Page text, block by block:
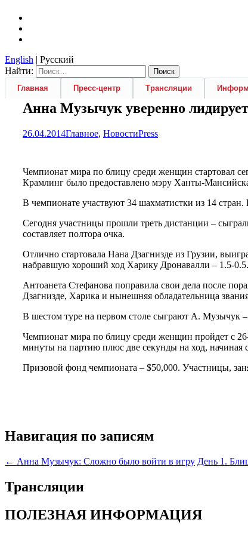
English | Русский
Найти:
Главная Пресс-центр Трансляции
Анна Музычук уверенно
26.04.2014Главное, НовостиPress
Чемпионат мира по блицу среди женщин стартовал
Крамлинг было предоставлено мэру Ханты-
В чемпионате участвуют 34 шахматистки из 14
Сегодня участницы прошли треть дистанции –
составляет полтора очка.
Отлично стартовала Нана Дзагнизде из Грузии,
набравшую хороший ход Харику Дронавалли – 1.5-0.5.
Антоанета Стефанова поправила свои дела после
Дзагнизде, Харика и нынешняя обладательница
В шестом туре на первом столе сыграют А. Музычук
Чемпионат мира по блицу среди женщин пройдет с
минуты на партию плюс две секунды на ход, начиная
Призовой фонд чемпионата – $50,000. Участницы,
Навигация по записям
← Анна Музычук: Сложно было войти в игру День 1.
Трансляции
ПОЛЕЗНАЯ ИНФОРМАЦИЯ